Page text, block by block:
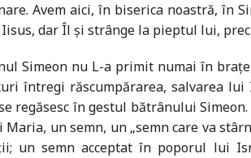
Avem aici, în biserica noastră, în
dar Îl și strânge la pieptul lui,
Simeon nu L-a primit numai în
întregi răscumpărarea, salvarea
regăsesc în gestul bătrânului
Maria, un semn, un „semn care va
un semn acceptat în poporul lui